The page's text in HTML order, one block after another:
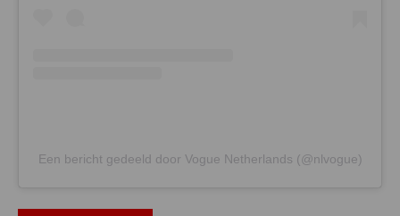
Een bericht gedeeld door Vogue Netherlands (@nlvogue)